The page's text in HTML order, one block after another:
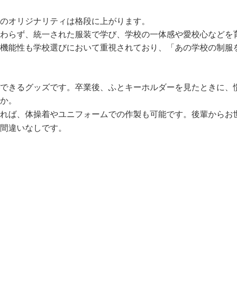
リジナリティは格段に上がります。
らず、統一された服装で学び、学校の一体感や愛校心などを
能性も学校選びにおいて重視されており、「あの学校の制
きるグッズです。卒業後、ふとキーホルダーを見たときに
。
ば、体操着やユニフォームでの作製も可能です。後輩から
違いなしです。